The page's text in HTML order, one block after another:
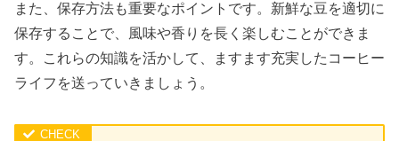
また、保存方法も重要なポイントです。新鮮な豆を適切に
保存することで、風味や香りを長く楽しむことができま
す。これらの知識を活かして、ますます充実したコーヒー
ライフを送っていきましょう。